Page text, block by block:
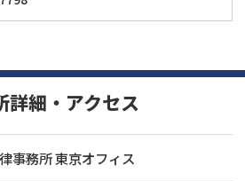
詳細・アクセス
事務所 東京オフィス